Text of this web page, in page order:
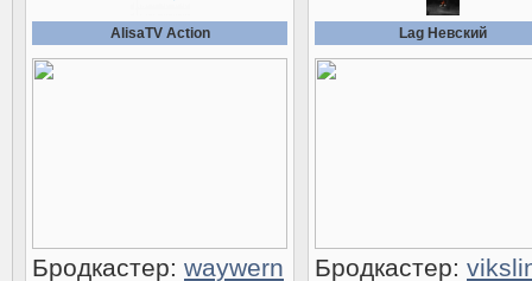
AlisaTV Action
Бродкастер: waywern
Lag Невский
Бродкастер: